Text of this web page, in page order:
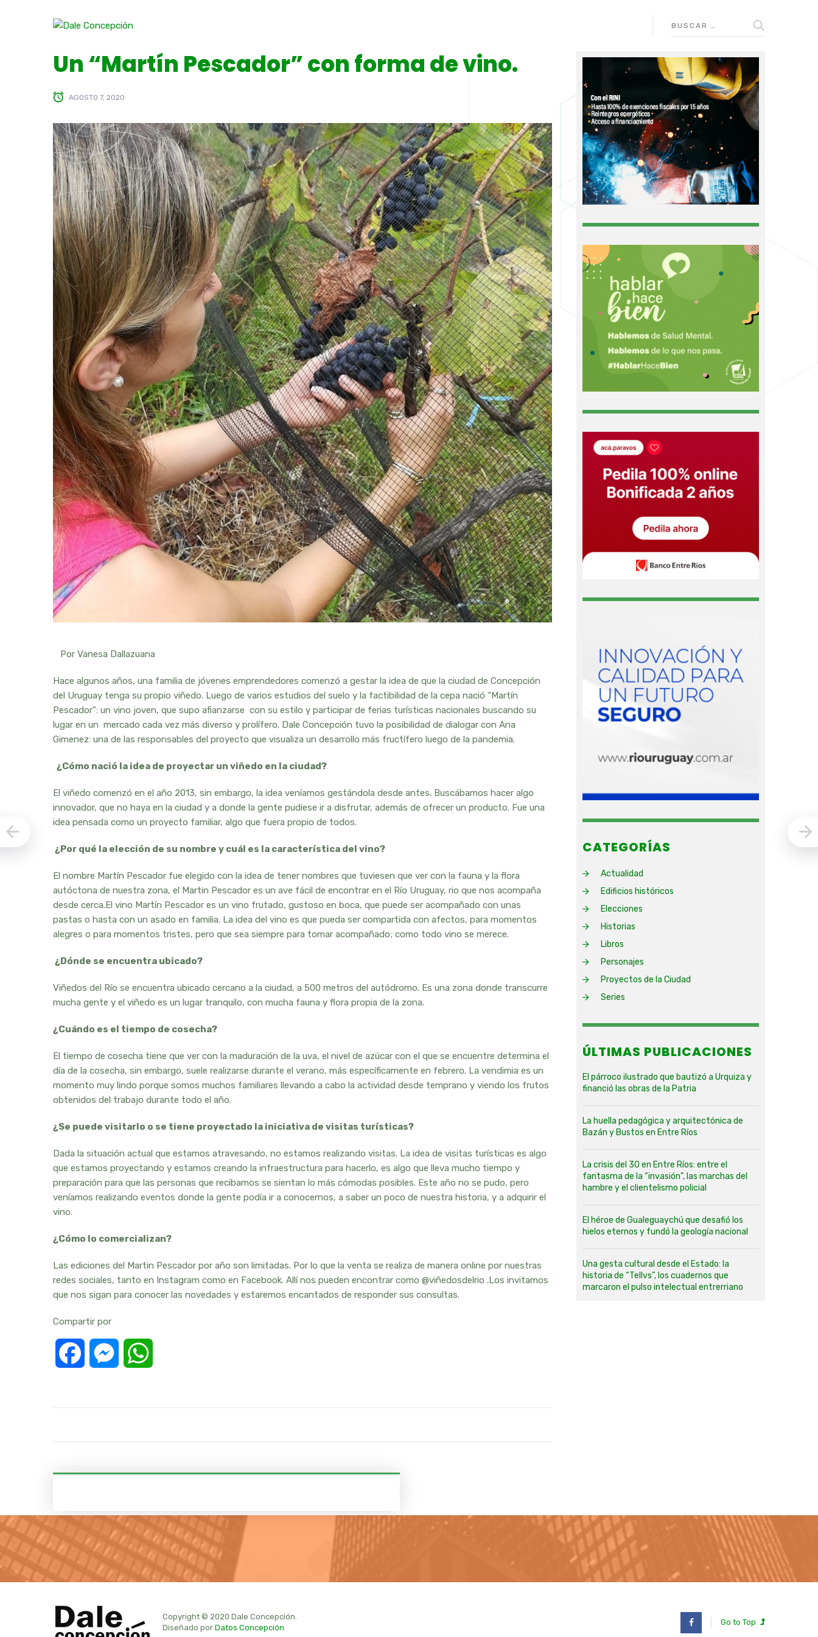
Un “Martín Pescador” con forma de vino.
AGOSTO 7, 2020
Por Vanesa Dallazuana
Hace algunos años, una familia de jóvenes emprendedores comenzó a gestar la idea de que la ciudad de Concepción
del Uruguay tenga su propio viñedo. Luego de varios estudios del suelo y la factibilidad de la cepa nació “Martín
Pescador”: un vino joven, que supo afianzarse con su estilo y participar de ferias turísticas nacionales buscando su
lugar en un mercado cada vez más diverso y prolífero. Dale Concepción tuvo la posibilidad de dialogar con Ana
Gimenez: una de las responsables del proyecto que visualiza un desarrollo más fructífero luego de la pandemia.
¿Cómo nació la idea de proyectar un viñedo en la ciudad?
El viñedo comenzó en el año 2013, sin embargo, la idea veníamos gestándola desde antes. Buscábamos hacer algo
innovador, que no haya en la ciudad y a donde la gente pudiese ir a disfrutar, además de ofrecer un producto. Fue una
idea pensada como un proyecto familiar, algo que fuera propio de todos.
¿Por qué la elección de su nombre y cuál es la característica del vino?
El nombre Martín Pescador fue elegido con la idea de tener nombres que tuviesen que ver con la fauna y la flora
autóctona de nuestra zona, el Martin Pescador es un ave fácil de encontrar en el Río Uruguay, rio que nos acompaña
desde cerca.El vino Martín Pescador es un vino frutado, gustoso en boca, que puede ser acompañado con unas
pastas o hasta con un asado en familia. La idea del vino es que pueda ser compartida con afectos, para momentos
alegres o para momentos tristes, pero que sea siempre para tomar acompañado; como todo vino se merece.
¿Dónde se encuentra ubicado?
Viñedos del Río se encuentra ubicado cercano a la ciudad, a 500 metros del autódromo. Es una zona donde transcurre
mucha gente y el viñedo es un lugar tranquilo, con mucha fauna y flora propia de la zona.
¿Cuándo es el tiempo de cosecha?
El tiempo de cosecha tiene que ver con la maduración de la uva, el nivel de azúcar con el que se encuentre determina el
día de la cosecha, sin embargo, suele realizarse durante el verano, más específicamente en febrero. La vendimia es un
momento muy lindo porque somos muchos familiares llevando a cabo la actividad desde temprano y viendo los frutos
obtenidos del trabajo durante todo el año.
¿Se puede visitarlo o se tiene proyectado la iniciativa de visitas turísticas?
Dada la situación actual que estamos atravesando, no estamos realizando visitas. La idea de visitas turísticas es algo
que estamos proyectando y estamos creando la infraestructura para hacerlo, es algo que lleva mucho tiempo y
preparación para que las personas que recibamos se sientan lo más cómodas posibles. Este año no se pudo, pero
veníamos realizando eventos donde la gente podía ir a conocernos, a saber un poco de nuestra historia, y a adquirir el
vino.
¿Cómo lo comercializan?
Las ediciones del Martin Pescador por año son limitadas. Por lo que la venta se realiza de manera online por nuestras
redes sociales, tanto en Instagram como en Facebook. Allí nos pueden encontrar como @viñedosdelrio .Los invitamos
que nos sigan para conocer las novedades y estaremos encantados de responder sus consultas.
Compartir por
Facebook Messenger
CATEGORÍAS
Actualidad
Edificios históricos
Elecciones
Historias
Libros
Personajes
Proyectos de la Ciudad
Series
ÚLTIMAS PUBLICACIONES
El párroco ilustrado que bautizó a Urquiza y
financió las obras de la Patria
La huella pedagógica y arquitectónica de
Bazán y Bustos en Entre Ríos
La crisis del 30 en Entre Ríos: entre el
fantasma de la “invasión”, las marchas del
hambre y el clientelismo policial
El héroe de Gualeguaychú que desafió los
hielos eternos y fundó la geología nacional
Una gesta cultural desde el Estado: la
historia de “Tellvs”, los cuadernos que
marcaron el pulso intelectual entrerriano
Copyright © 2020 Dale Concepción.
Diseñado por Datos Concepción
Go to Top